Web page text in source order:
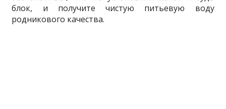
блок, и получите чистую питьевую воду
родникового качества.